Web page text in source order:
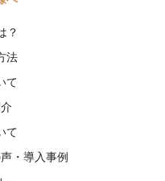
？
法
て
て
・導入事例